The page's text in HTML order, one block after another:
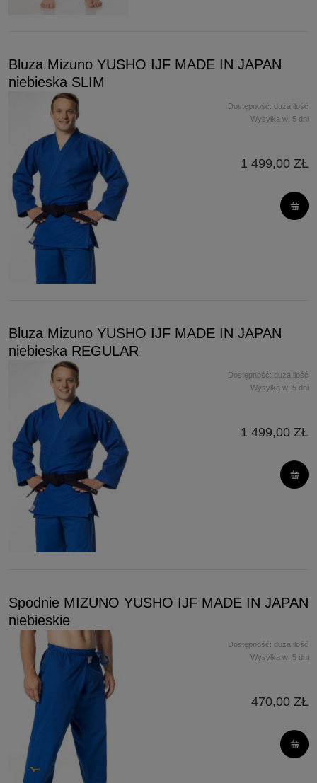
Bluza Mizuno YUSHO IJF MADE IN JAPAN
niebieska SLIM
Dostępność: duża ilość
Wysyłka w: 5 dni
1 499,00 ZŁ
Bluza Mizuno YUSHO IJF MADE IN JAPAN
niebieska REGULAR
Dostępność: duża ilość
Wysyłka w: 5 dni
1 499,00 ZŁ
Spodnie MIZUNO YUSHO IJF MADE IN JAPAN
niebieskie
Dostępność: duża ilość
Wysyłka w: 5 dni
470,00 ZŁ